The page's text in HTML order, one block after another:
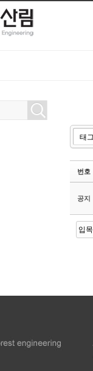
번호
공지